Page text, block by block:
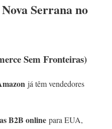
Serrana no
Sem Fronteiras)
já têm vendedores
B2B online para EUA,